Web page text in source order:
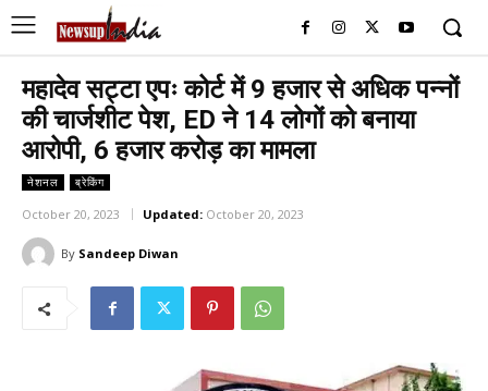
महादेव सट्टा एपः कोर्ट में 9 हजार से अधिक पन्नों
की चार्जशीट पेश, ED ने 14 लोगों को बनाया
आरोपी, 6 हजार करोड़ का मामला
नेशनल ब्रेकिंग
October 20, 2023 Updated: October 20, 2023
By Sandeep Diwan